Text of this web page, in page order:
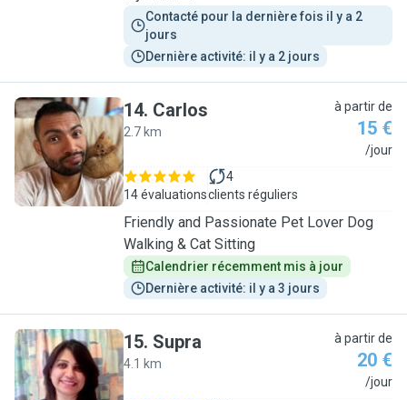
Contacté pour la dernière fois il y a 2
jours
Dernière activité: il y a 2 jours
C
14. Carlos
2.7 km
à partir de
15 €
/jour
14 évaluations
4
clients réguliers
Friendly and Passionate Pet Lover Dog
Walking & Cat Sitting
Calendrier récemment mis à jour
Dernière activité: il y a 3 jours
S
15. Supra
4.1 km
à partir de
20 €
/jour